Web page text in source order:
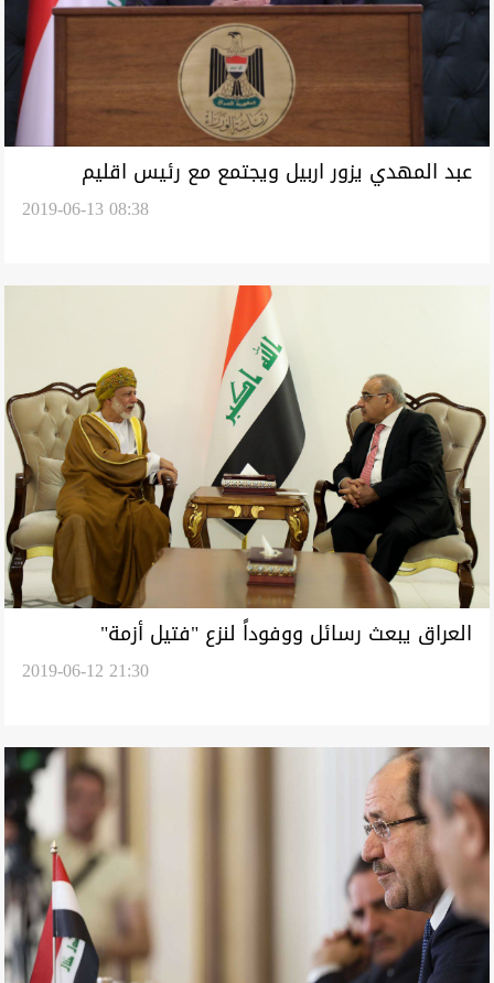
عبد المهدي يزور اربيل ويجتمع مع رئيس اقليم
2019-06-13 08:38
العراق يبعث رسائل ووفوداً لنزع "فتيل أزمة"
2019-06-12 21:30